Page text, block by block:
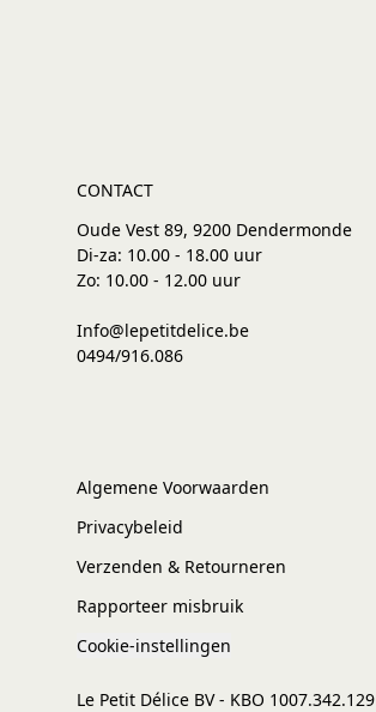
CONTACT
Oude Vest 89, 9200 Dendermonde
Di-za: 10.00 - 18.00 uur
Zo: 10.00 - 12.00 uur
Info@lepetitdelice.be
0494/916.086
Algemene Voorwaarden
Privacybeleid
Verzenden & Retourneren
Rapporteer misbruik
Cookie-instellingen
Le Petit Délice BV - KBO 1007.342.129